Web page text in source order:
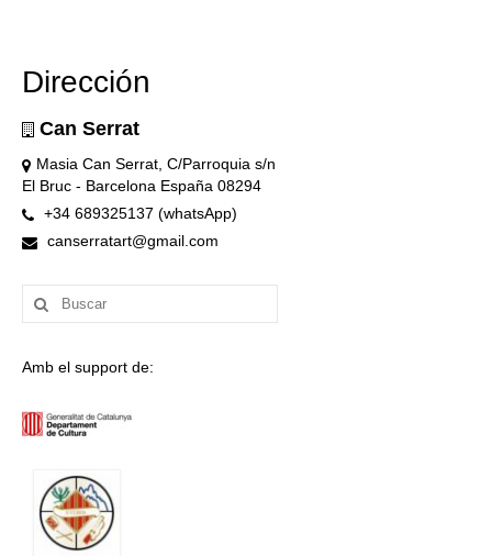
Dirección
Can Serrat
Masia Can Serrat, C/Parroquia s/n
El Bruc - Barcelona España 08294
+34 689325137 (whatsApp)
canserratart@gmail.com
Buscar
por:
Amb el support de: